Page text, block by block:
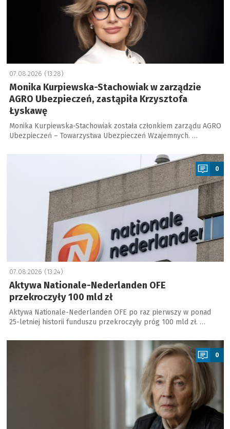
07.08.2026 (13:28)
Monika Kurpiewska-Stachowiak w zarządzie
AGRO Ubezpieczeń, zastąpiła Krzysztofa
Łyskawę
Monika Kurpiewska-Stachowiak została członkiem zarządu AGRO
Ubezpieczeń – Towarzystwa Ubezpieczeń Wzajemnych. …
0
07.08.2026 (13:24)
Aktywa Nationale-Nederlanden OFE
przekroczyły 100 mld zł
Aktywa Nationale-Nederlanden OFE po raz pierwszy w ponad
25-letniej historii funduszu przekroczyły próg 100 mld zł. …
a
0